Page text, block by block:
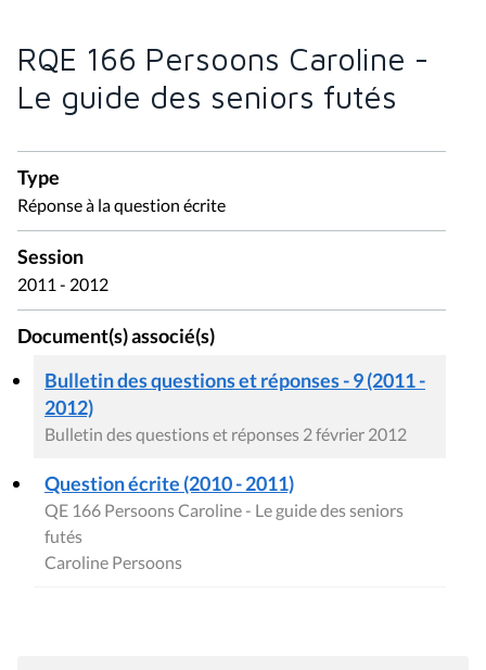
RQE 166 Persoons Caroline -
Le guide des seniors futés
Type
Réponse à la question écrite
Session
2011 - 2012
Document(s) associé(s)
Bulletin des questions et réponses - 9 (2011 -
2012)
Bulletin des questions et réponses 2 février 2012
Question écrite (2010 - 2011)
QE 166 Persoons Caroline - Le guide des seniors
futés
Caroline Persoons